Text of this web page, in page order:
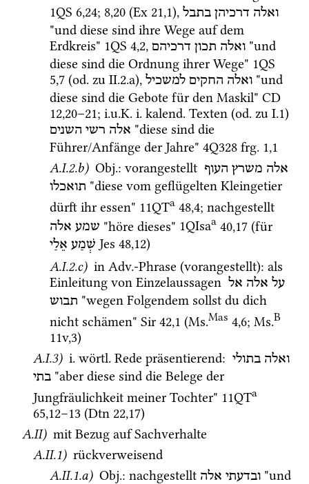
1QS 6,24; 8,20 (Ex 21,1), ואלה דרכיהן בתבל
"und diese sind ihre Wege auf dem
Erdkreis" 1QS 4,2, ואלה תכון דרכיהם
"und
diese sind die Ordnung ihrer Wege" 1QS
5,7 (od. zu II.2.a), ואלה החקים למשכיל
"und
diese sind die Gebote für den Maskil" CD
12,20–21; i.u.K. i. kalend. Texten (od.
אלה רשי השנים
"diese sind die
Führer/Anfänge der Jahre" 4Q328 frg. 1,1
A.I.2.b) Obj.: vorangestellt אלה משרץ העוף
תואכלו "diese vom geflügelten Kleingetier
dürft ihr essen" 11QTa 48,4
שמע אלה "höre dieses" 1QIsaa 40,17
שְׁמַע אֵלַי Jes 48,12)
A.I.2.c) in Adv.-Phrase (vorangestellt): als
Einleitung von Einzelaussagen
על אלה אל
תבוש "wegen Folgendem sollst du dich
nicht schämen" Sir 42,1 (Ms.Mas 4,6; Ms.B
11v,3)
A.I.3) i. wörtl. Rede präsentierend: ואלה בתולי
בתי "aber diese sind die Belege der
Jungfräulichkeit meiner Tochter" 11QTa
65,12–13 (Dtn 22,17)
A.II) mit Bezug auf Sachverhalte
A.II.1) rückverweisend
A.II.1.a) Obj.: nachgestellt ובדעתי אלה
"und